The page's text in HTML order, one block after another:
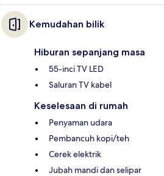
Kemudahan bilik
Hiburan sepanjang masa
55-inci TV LED
Saluran TV kabel
Keselesaan di rumah
Penyaman udara
Pembancuh kopi/teh
Cerek elektrik
Jubah mandi dan selipar